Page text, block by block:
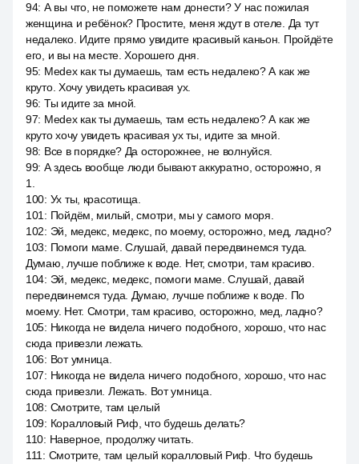
94: А вы что, не поможете нам донести? У нас пожилая
женщина и ребёнок? Простите, меня ждут в отеле. Да тут
недалеко. Идите прямо увидите красивый каньон. Пройдёте
его, и вы на месте. Хорошего дня.
95: Medex как ты думаешь, там есть недалеко? А как же
круто. Хочу увидеть красивая ух.
96: Ты идите за мной.
97: Medex как ты думаешь, там есть недалеко? А как же
круто хочу увидеть красивая ух ты, идите за мной.
98: Все в порядке? Да осторожнее, не волнуйся.
99: А здесь вообще люди бывают аккуратно, осторожно, я
1.
100: Ух ты, красотища.
101 : Пойдём, милый, смотри, мы у самого моря.
102: Эй, медекс, медекс, по моему, осторожно, мед, ладно?
103: Помоги маме. Слушай, давай передвинемся туда.
Думаю, лучше поближе к воде. Нет, смотри, там красиво.
104: Эй, медекс, медекс, помоги маме. Слушай, давай
передвинемся туда. Думаю, лучше поближе к воде. По
моему. Нет. Смотри, там красиво, осторожно, мед, ладно?
105: Никогда не видела ничего подобного, хорошо, что нас
сюда привезли лежать.
106: Вот умница.
107: Никогда не видела ничего подобного, хорошо, что нас
сюда привезли. Лежать. Вот умница.
108: Смотрите, там целый
109: Коралловый Риф, что будешь делать?
110: Наверное, продолжу читать.
111 : Смотрите, там целый коралловый Риф. Что будешь